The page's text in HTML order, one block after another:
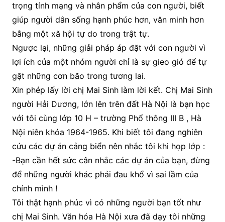
trọng tính mạng và nhân phẩm của con người, biết
giúp người dân sống hạnh phúc hơn, văn minh hơn
bằng một xã hội tự do trong trật tự.
Ngược lại, những giải pháp áp đặt với con người vì
lợi ích của một nhóm người chỉ là sự gieo gió để tự
gặt những cơn bão trong tương lai.
Xin phép lấy lời chị Mai Sinh làm lời kết. Chị Mai Sinh
người Hải Dương, lớn lên trên đất Hà Nội là bạn học
với tôi cùng lớp 10 H – trường Phổ thông III B , Hà
Nội niên khóa 1964-1965. Khi biết tôi đang nghiên
cứu các dự án cảng biển nên nhắc tôi khi họp lớp :
-Bạn cần hết sức cân nhắc các dự án của bạn, đừng
để những người khác phải đau khổ vì sai lầm của
chính mình !
Tôi thật hạnh phúc vì có những người bạn tốt như
chị Mai Sinh. Văn hóa Hà Nội xưa đã dạy tôi những